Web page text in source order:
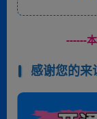
------
感谢您的来